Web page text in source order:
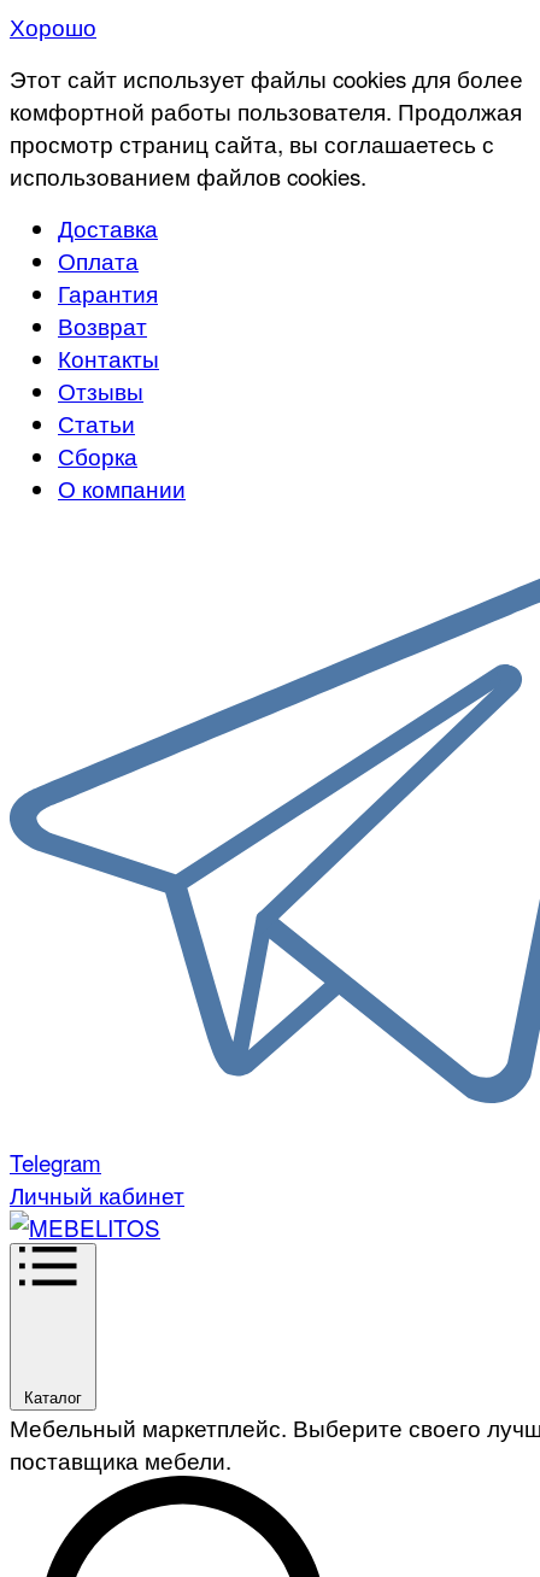
Хорошо
Этот сайт использует файлы cookies для более
комфортной работы пользователя. Продолжая
просмотр страниц сайта, вы соглашаетесь с
использованием файлов cookies.
Доставка
Оплата
Гарантия
Возврат
Контакты
Отзывы
Статьи
Сборка
О компании
Telegram
Личный кабинет
Каталог
Мебельный маркетплейс. Выберите своего
поставщика мебели.